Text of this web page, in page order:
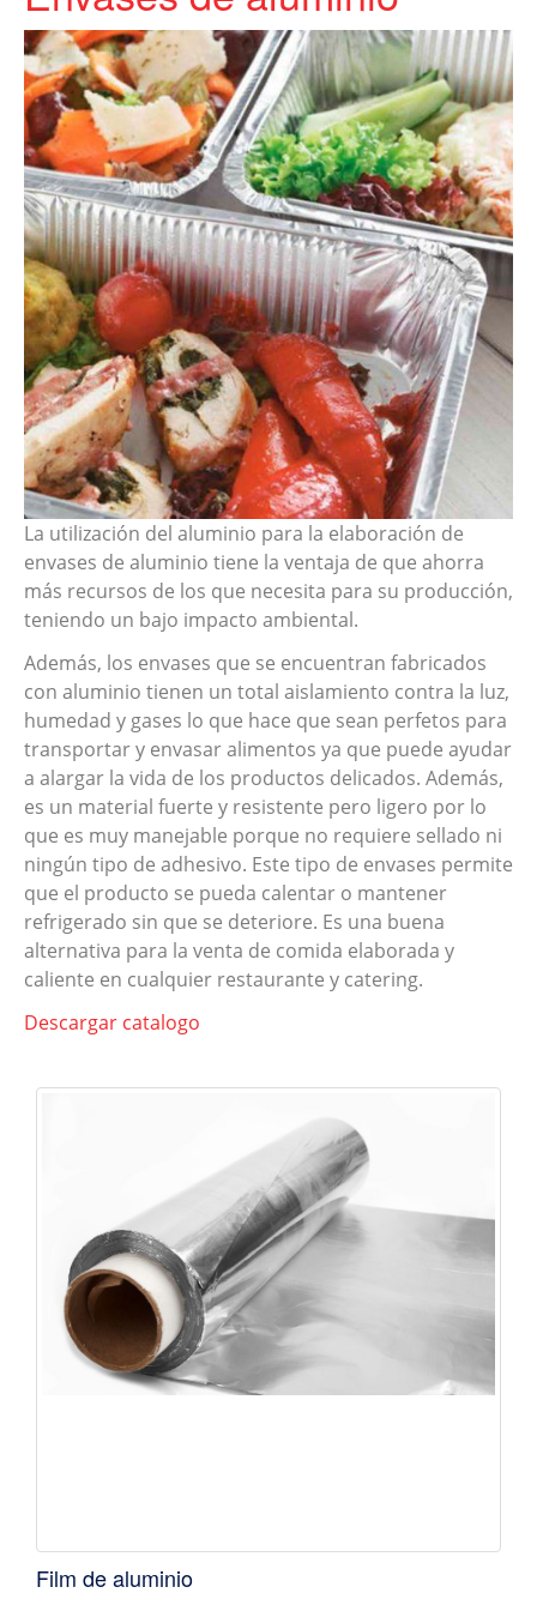
La utilización del aluminio para la elaboración de
envases de aluminio tiene la ventaja de que ahorra
más recursos de los que necesita para su producción,
teniendo un bajo impacto ambiental.
Además, los envases que se encuentran fabricados
con aluminio tienen un total aislamiento contra la luz,
humedad y gases lo que hace que sean perfetos para
transportar y envasar alimentos ya que puede ayudar
a alargar la vida de los productos delicados. Además,
es un material fuerte y resistente pero ligero por lo
que es muy manejable porque no requiere sellado ni
ningún tipo de adhesivo. Este tipo de envases permite
que el producto se pueda calentar o mantener
refrigerado sin que se deteriore. Es una buena
alternativa para la venta de comida elaborada y
caliente en cualquier restaurante y catering.
Descargar catalogo
Film de aluminio